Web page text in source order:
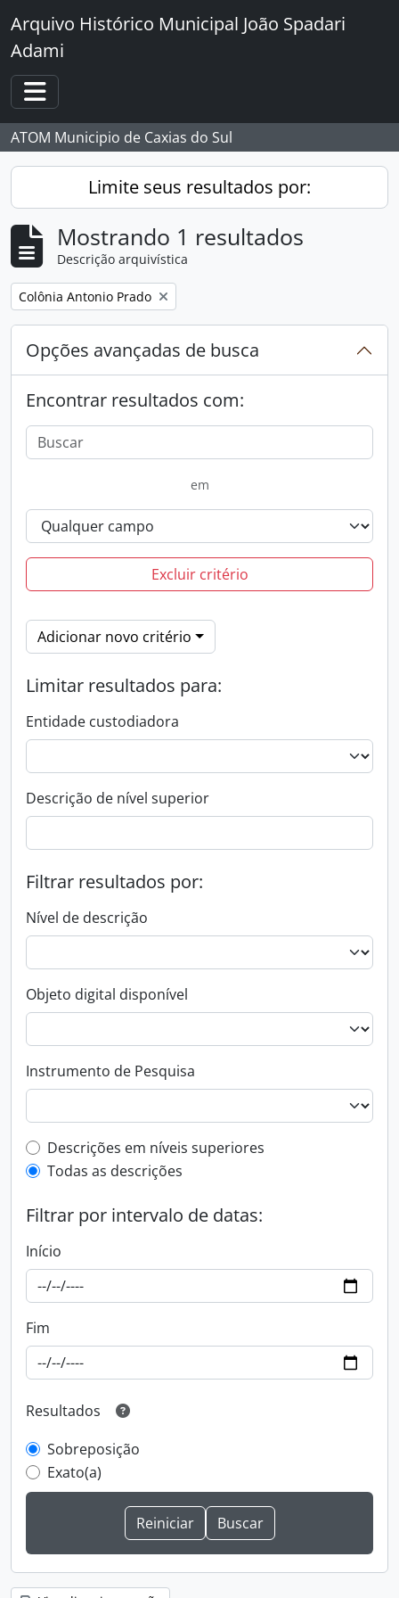
Skip to main content
Arquivo Histórico Municipal João Spadari
Adami
Toggle navigation
ATOM Municipio de Caxias do Sul
Limite seus resultados por:
Mostrando 1 resultados
Descrição arquivística
Remover filtro:
Colônia Antonio Prado
Opções avançadas de busca
Encontrar resultados com:
em
Excluir critério
Adicionar novo critério
Limitar resultados para:
Entidade custodiadora
Descrição de nível superior
Filtrar resultados por:
Nível de descrição
Objeto digital disponível
Instrumento de Pesquisa
Filtro de descrição de nível superior
Descrições em níveis superiores
Todas as descrições
Filtrar por intervalo de datas:
Início
Fim
Resultados
Sobreposição
Exato(a)